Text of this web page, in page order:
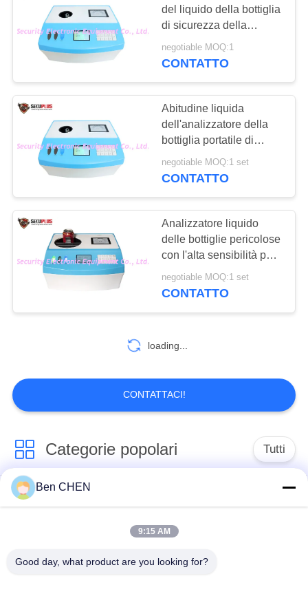
Attrezzatura di
sicurezza stradale
26
Analizzatore del
liquido della bottiglia
Metal Detector Gate
81
Metal Detector
portatile
20
del liquido della bottiglia
di sicurezza della
stazione ferroviaria
negotiable MOQ:1
CONTATTO
Abitudine liquida
dell'analizzatore della
bottiglia portatile di
sicurezza con alta
precisione
negotiable MOQ:1 set
CONTATTO
Analizzatore liquido
delle bottiglie pericolose
con l'alta sensibilità per
le stazioni ferroviarie e
gli aeroporti
negotiable MOQ:1 set
CONTATTO
loading...
CONTATTACI!
Categorie popolari Tutti
Raggi x bagaglio
Scanner
del pacco
Camminare
sistema di
Ben CHEN
9:15 AM
Good day, what product are you looking for?